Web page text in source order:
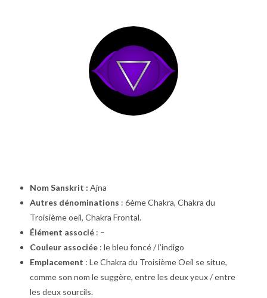
Nom Sanskrit : Ajna
Autres dénominations : 6ème Chakra, Chakra du
Troisième oeil, Chakra Frontal.
Élément associé : –
Couleur associée : le bleu foncé / l’indigo
Emplacement : Le Chakra du Troisième Oeil se situe,
comme son nom le suggère, entre les deux yeux / entre
les deux sourcils.